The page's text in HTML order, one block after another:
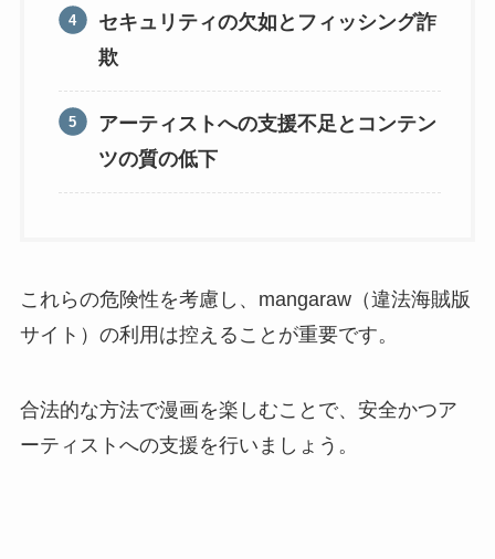
セキュリティの欠如とフィッシング詐
欺
アーティストへの支援不足とコンテン
ツの質の低下
これらの危険性を考慮し、mangaraw（違法海賊版
サイト）の利用は控えることが重要です。
合法的な方法で漫画を楽しむことで、安全かつア
ーティストへの支援を行いましょう。